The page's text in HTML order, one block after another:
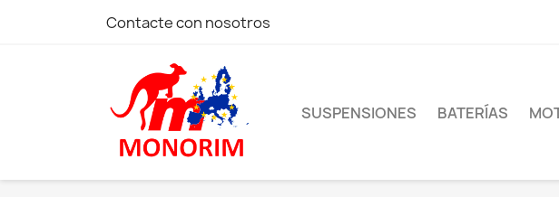
Contacte con nosotros
SUSPENSIONES BATERÍAS